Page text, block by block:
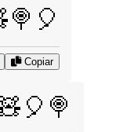
Copiar